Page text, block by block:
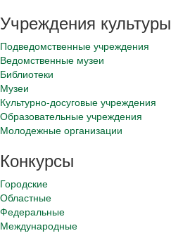
Учреждения культуры
Подведомственные учреждения
Ведомственные музеи
Библиотеки
Музеи
Культурно-досуговые учреждения
Образовательные учреждения
Молодежные организации
Конкурсы
Городские
Областные
Федеральные
Международные